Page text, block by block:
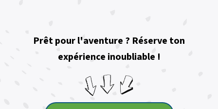
Prêt pour l'aventure ? Réserve ton
expérience inoubliable !